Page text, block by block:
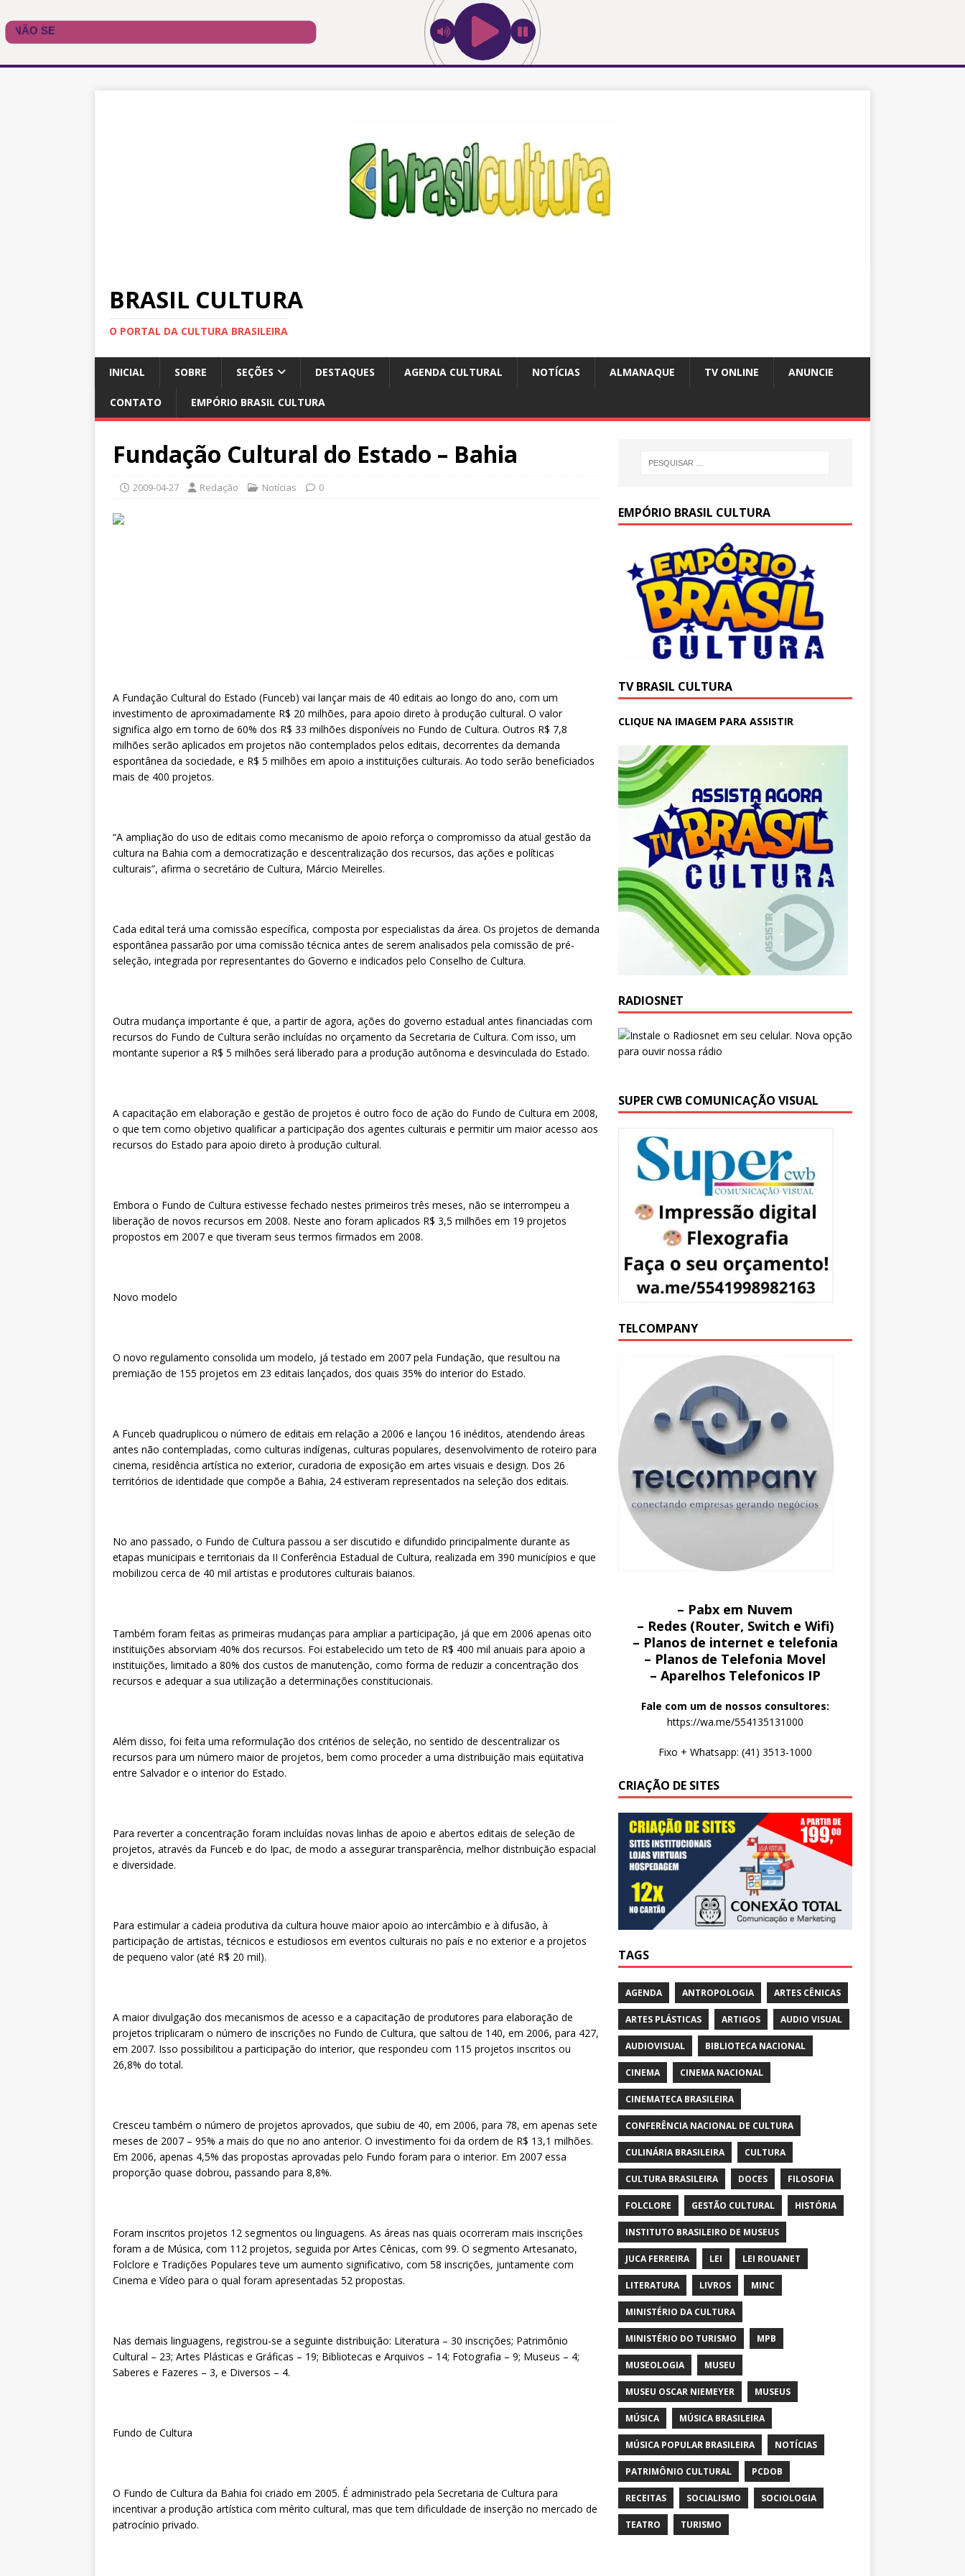
BRASIL CULTURA
O PORTAL DA CULTURA BRASILEIRA
INICIAL SOBRE SEÇÕES DESTAQUES AGENDA CULTURAL NOTÍCIAS ALMANAQUE TV ONLINE ANUNCIE
CONTATO EMPÓRIO BRASIL CULTURA
Fundação Cultural do Estado – Bahia
2009-04-27 Redação Notícias 0
A Fundação Cultural do Estado (Funceb) vai lançar mais de 40 editais ao longo do ano, com um
investimento de aproximadamente R$ 20 milhões, para apoio direto à produção cultural. O valor
significa algo em torno de 60% dos R$ 33 milhões disponíveis no Fundo de Cultura. Outros R$ 7,8
milhões serão aplicados em projetos não contemplados pelos editais, decorrentes da demanda
espontânea da sociedade, e R$ 5 milhões em apoio a instituições culturais. Ao todo serão beneficiados
mais de 400 projetos.
“A ampliação do uso de editais como mecanismo de apoio reforça o compromisso da atual gestão da
cultura na Bahia com a democratização e descentralização dos recursos, das ações e políticas
culturais”, afirma o secretário de Cultura, Márcio Meirelles.
Cada edital terá uma comissão específica, composta por especialistas da área. Os projetos de demanda
espontânea passarão por uma comissão técnica antes de serem analisados pela comissão de pré-
seleção, integrada por representantes do Governo e indicados pelo Conselho de Cultura.
Outra mudança importante é que, a partir de agora, ações do governo estadual antes financiadas com
recursos do Fundo de Cultura serão incluídas no orçamento da Secretaria de Cultura. Com isso, um
montante superior a R$ 5 milhões será liberado para a produção autônoma e desvinculada do Estado.
A capacitação em elaboração e gestão de projetos é outro foco de ação do Fundo de Cultura em 2008,
o que tem como objetivo qualificar a participação dos agentes culturais e permitir um maior acesso aos
recursos do Estado para apoio direto à produção cultural.
Embora o Fundo de Cultura estivesse fechado nestes primeiros três meses, não se interrompeu a
liberação de novos recursos em 2008. Neste ano foram aplicados R$ 3,5 milhões em 19 projetos
propostos em 2007 e que tiveram seus termos firmados em 2008.
Novo modelo
O novo regulamento consolida um modelo, já testado em 2007 pela Fundação, que resultou na
premiação de 155 projetos em 23 editais lançados, dos quais 35% do interior do Estado.
A Funceb quadruplicou o número de editais em relação a 2006 e lançou 16 inéditos, atendendo áreas
antes não contempladas, como culturas indígenas, culturas populares, desenvolvimento de roteiro para
cinema, residência artística no exterior, curadoria de exposição em artes visuais e design. Dos 26
territórios de identidade que compõe a Bahia, 24 estiveram representados na seleção dos editais.
No ano passado, o Fundo de Cultura passou a ser discutido e difundido principalmente durante as
etapas municipais e territoriais da II Conferência Estadual de Cultura, realizada em 390 municípios e que
mobilizou cerca de 40 mil artistas e produtores culturais baianos.
Também foram feitas as primeiras mudanças para ampliar a participação, já que em 2006 apenas oito
instituições absorviam 40% dos recursos. Foi estabelecido um teto de R$ 400 mil anuais para apoio a
instituições, limitado a 80% dos custos de manutenção, como forma de reduzir a concentração dos
recursos e adequar a sua utilização a determinações constitucionais.
Além disso, foi feita uma reformulação dos critérios de seleção, no sentido de descentralizar os
recursos para um número maior de projetos, bem como proceder a uma distribuição mais eqüitativa
entre Salvador e o interior do Estado.
Para reverter a concentração foram incluídas novas linhas de apoio e abertos editais de seleção de
projetos, através da Funceb e do Ipac, de modo a assegurar transparência, melhor distribuição espacial
e diversidade.
Para estimular a cadeia produtiva da cultura houve maior apoio ao intercâmbio e à difusão, à
participação de artistas, técnicos e estudiosos em eventos culturais no país e no exterior e a projetos
de pequeno valor (até R$ 20 mil).
A maior divulgação dos mecanismos de acesso e a capacitação de produtores para elaboração de
projetos triplicaram o número de inscrições no Fundo de Cultura, que saltou de 140, em 2006, para 427,
em 2007. Isso possibilitou a participação do interior, que respondeu com 115 projetos inscritos ou
26,8% do total.
Cresceu também o número de projetos aprovados, que subiu de 40, em 2006, para 78, em apenas sete
meses de 2007 – 95% a mais do que no ano anterior. O investimento foi da ordem de R$ 13,1 milhões.
Em 2006, apenas 4,5% das propostas aprovadas pelo Fundo foram para o interior. Em 2007 essa
proporção quase dobrou, passando para 8,8%.
Foram inscritos projetos 12 segmentos ou linguagens. As áreas nas quais ocorreram mais inscrições
foram a de Música, com 112 projetos, seguida por Artes Cênicas, com 99. O segmento Artesanato,
Folclore e Tradições Populares teve um aumento significativo, com 58 inscrições, juntamente com
Cinema e Vídeo para o qual foram apresentadas 52 propostas.
Nas demais linguagens, registrou-se a seguinte distribuição: Literatura – 30 inscrições; Patrimônio
Cultural – 23; Artes Plásticas e Gráficas – 19; Bibliotecas e Arquivos – 14; Fotografia – 9; Museus – 4;
Saberes e Fazeres – 3, e Diversos – 4.
Fundo de Cultura
O Fundo de Cultura da Bahia foi criado em 2005. É administrado pela Secretaria de Cultura para
incentivar a produção artística com mérito cultural, mas que tem dificuldade de inserção no mercado de
patrocínio privado.
EMPÓRIO BRASIL CULTURA
TV BRASIL CULTURA
CLIQUE NA IMAGEM PARA ASSISTIR
RADIOSNET
SUPER CWB COMUNICAÇÃO VISUAL
TELCOMPANY
– Pabx em Nuvem
– Redes (Router, Switch e Wifi)
– Planos de internet e telefonia
– Planos de Telefonia Movel
– Aparelhos Telefonicos IP
Fale com um de nossos consultores:
https://wa.me/554135131000
Fixo + Whatsapp: (41) 3513-1000
CRIAÇÃO DE SITES
TAGS
AGENDA ANTROPOLOGIA ARTES CÊNICAS
ARTES PLÁSTICAS ARTIGOS AUDIO VISUAL
AUDIOVISUAL BIBLIOTECA NACIONAL
CINEMA CINEMA NACIONAL
CINEMATECA BRASILEIRA
CONFERÊNCIA NACIONAL DE CULTURA
CULINÁRIA BRASILEIRA CULTURA
CULTURA BRASILEIRA DOCES FILOSOFIA
FOLCLORE GESTÃO CULTURAL HISTÓRIA
INSTITUTO BRASILEIRO DE MUSEUS
JUCA FERREIRA LEI LEI ROUANET
LITERATURA LIVROS MINC
MINISTÉRIO DA CULTURA
MINISTÉRIO DO TURISMO MPB
MUSEOLOGIA MUSEU
MUSEU OSCAR NIEMEYER MUSEUS
MÚSICA MÚSICA BRASILEIRA
MÚSICA POPULAR BRASILEIRA NOTÍCIAS
PATRIMÔNIO CULTURAL PCDOB
RECEITAS SOCIALISMO SOCIOLOGIA
TEATRO TURISMO